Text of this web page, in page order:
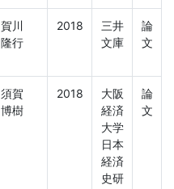
賀川
隆行
2018
三井
文庫
論
文
須賀
博樹
2018
大阪
経済
大学
日本
経済
史研
論
文